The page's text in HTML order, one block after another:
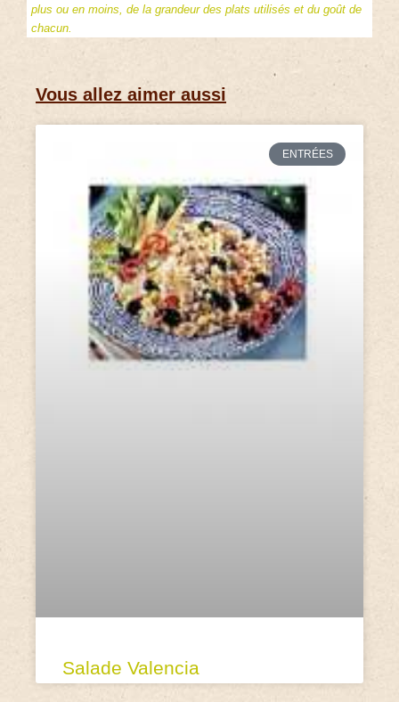
plus ou en moins, de la grandeur des plats utilisés et du goût de
chacun.
Vous allez aimer aussi
ENTRÉES
Salade Valencia